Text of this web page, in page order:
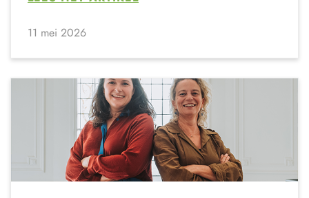
11 mei 2026